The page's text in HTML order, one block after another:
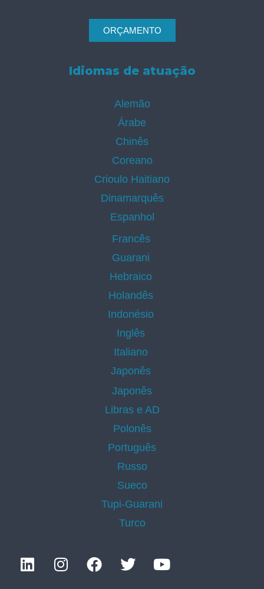
ORÇAMENTO
Idiomas de atuação
Alemão
Árabe
Chinês
Coreano
Crioulo Haitiano
Dinamarquês
Espanhol
Francês
Guarani
Hebraico
Holandês
Indonésio
Inglês
Italiano
Japonês
Japonês
Libras e AD
Polonês
Português
Russo
Sueco
Tupi-Guarani
Turco